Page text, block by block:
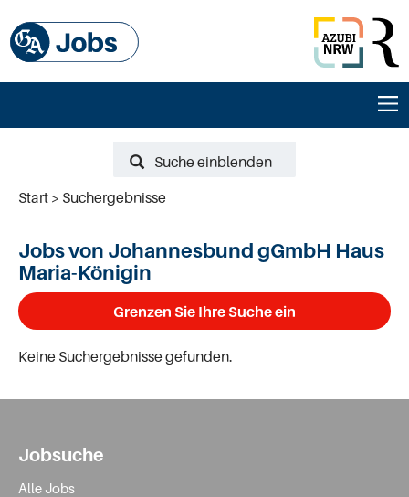
Suche einblenden
Start
Suchergebnisse
Jobs von Johannesbund gGmbH Haus
Maria-Königin
Grenzen Sie Ihre Suche ein
Keine Suchergebnisse gefunden.
Jobsuche
Alle Jobs